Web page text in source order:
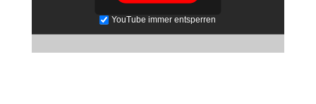
YouTube immer entsperren